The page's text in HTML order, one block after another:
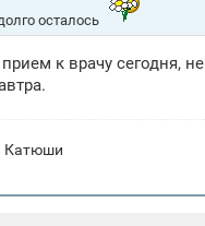
осталось
к врачу сегодня, не
Катюши